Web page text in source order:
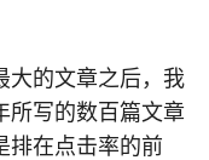
大的文章之后，我
所写的数百篇文章
排在点击率的前